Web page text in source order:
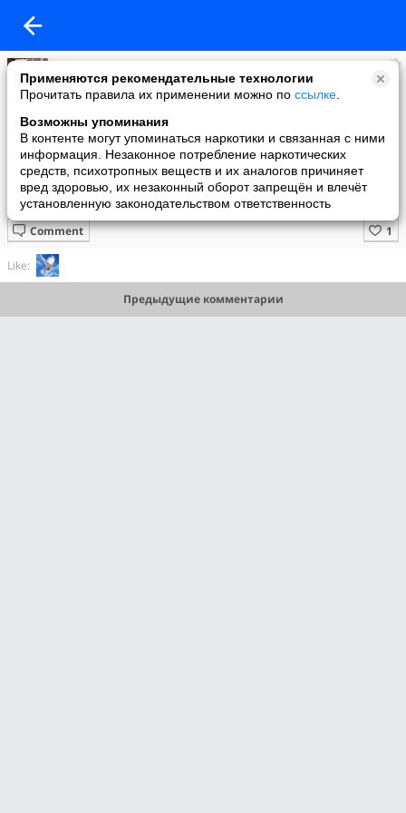
Применяются рекомендательные технологии
Прочитать правила их применении можно по ссылке
Возможны упоминания
В контенте могут упоминаться наркотики и связанная с ними
информация. Незаконное потребление наркотических
средств, психотропных веществ и их аналогов причиняет
вред здоровью, их незаконный оборот запрещён и влечёт
установленную законодательством ответственность
Нелля Нарметова
added a photo
19 Nov в 21:29
Comment
Like:
Предыдущие комментарии